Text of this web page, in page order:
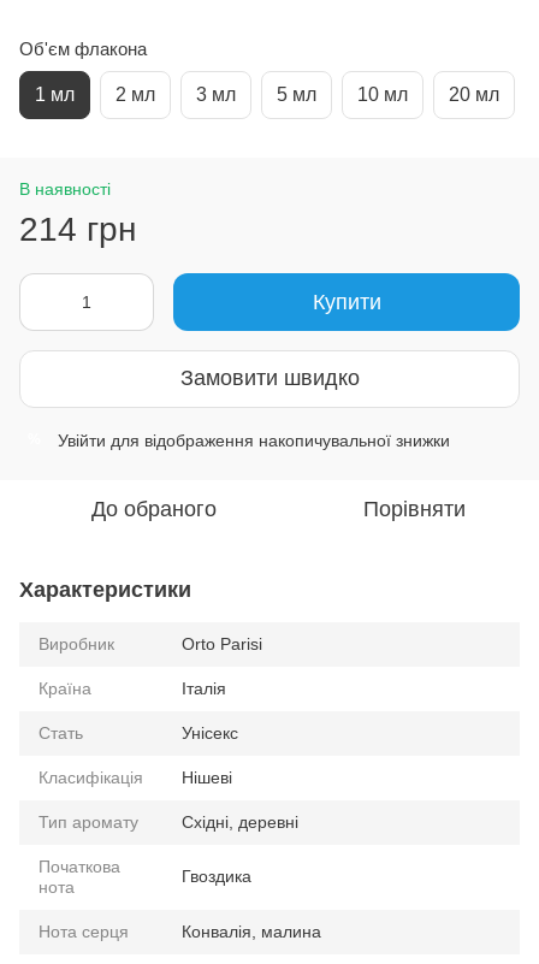
Об'єм флакона
1 мл 2 мл 3 мл 5 мл 10 мл 20 мл
В наявності
214 грн
Купити
Замовити швидко
Увійти для відображення накопичувальної знижки
До обраного Порівняти
Характеристики
Виробник Orto Parisi
Країна Італія
Стать Унісекс
Класифікація Нішеві
Тип аромату Східні, деревні
Початкова
нота
Гвоздика
Нота серця Конвалія, малина